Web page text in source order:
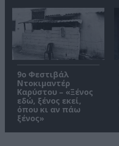
9ο Φεστιβάλ
Ντοκιμαντέρ
Καρύστου – «Ξένος
εδώ, ξένος εκεί,
όπου κι αν πάω
ξένος»